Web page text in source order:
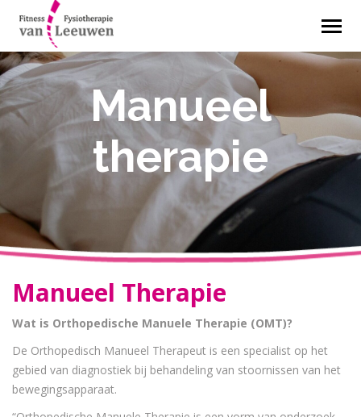
Manueel
therapie
Manueel Therapie
Wat is Orthopedische Manuele Therapie (OMT)?
De Orthopedisch Manueel Therapeut is een specialist op het
gebied van diagnostiek bij behandeling van stoornissen van het
bewegingsapparaat.